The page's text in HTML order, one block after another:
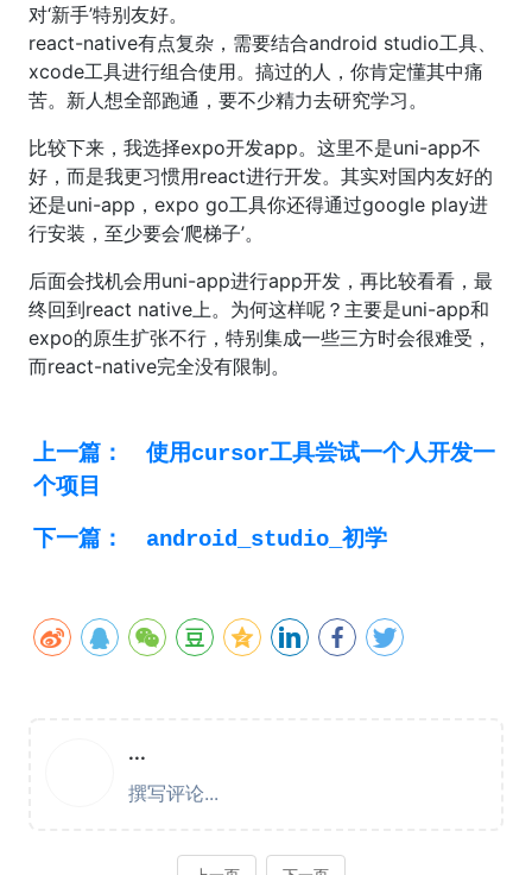
对‘新手’特别友好。
react-native有点复杂，需要结合android studio工具、
xcode工具进行组合使用。搞过的人，你肯定懂其中痛
苦。新人想全部跑通，要不少精力去研究学习。
比较下来，我选择expo开发app。这里不是uni-app不
好，而是我更习惯用react进行开发。其实对国内友好的
还是uni-app，expo go工具你还得通过google play进
行安装，至少要会‘爬梯子’。
后面会找机会用uni-app进行app开发，再比较看看，最
终回到react native上。为何这样呢？主要是uni-app和
expo的原生扩张不行，特别集成一些三方时会很难受，
而react-native完全没有限制。
上一篇：
使用cursor工具尝试一个人开发一
个项目
下一篇：
android_studio_初学